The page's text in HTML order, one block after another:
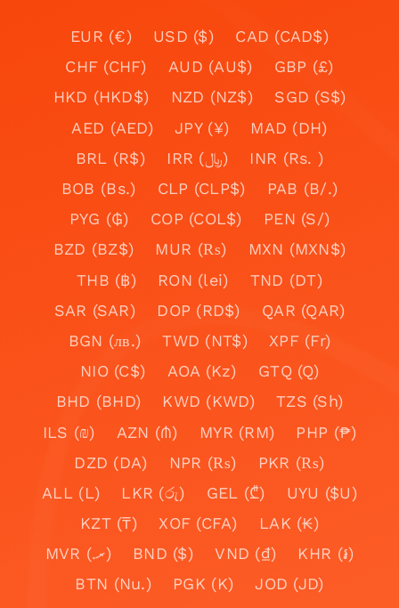
EUR (€) USD ($)
CAD (CAD$)
CHF (CHF)
AUD (AU$)
GBP (£)
HKD (HKD$)
NZD (NZ$)
SGD (S$)
AED (AED)
JPY (¥)
MAD (DH)
BRL (R$)
IRR (﷼)
INR (Rs. )
BOB (Bs.)
CLP (CLP$)
PAB (B/.)
PYG (₲)
COP (COL$)
PEN (S/)
BZD (BZ$)
MUR (₨)
MXN (MXN$)
THB (฿)
RON (lei)
TND (DT)
SAR (SAR)
DOP (RD$)
QAR (QAR)
BGN (лв.)
TWD (NT$)
XPF (Fr)
NIO (C$)
AOA (Kz)
GTQ (Q)
BHD (BHD)
KWD (KWD)
TZS (Sh)
ILS (₪)
AZN (₼) MYR (RM)
PHP (₱)
DZD (DA)
NPR (₨)
PKR (₨)
ALL (L)
LKR (රු) GEL (₾)
UYU ($U)
KZT (₸)
XOF (CFA)
LAK (₭)
MVR (.ރ)
BND ($) VND (₫)
KHR (៛)
BTN (Nu.)
PGK (K)
JOD (JD)